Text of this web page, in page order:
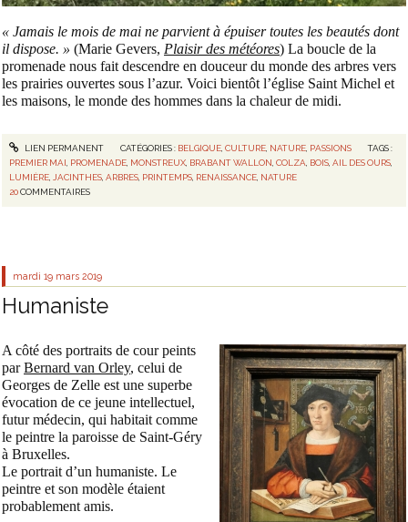
« Jamais le mois de mai ne parvient à épuiser toutes les beautés dont
il dispose. » (Marie Gevers, Plaisir des météores) La boucle de la
promenade nous fait descendre en douceur du monde des arbres vers
les prairies ouvertes sous l’azur. Voici bientôt l’église Saint Michel et
les maisons, le monde des hommes dans la chaleur de midi.
LIEN PERMANENT CATÉGORIES : BELGIQUE, CULTURE, NATURE, PASSIONS
TAGS :
PREMIER MAI PROMENADE MONSTREUX BRABANT WALLON ,COLZA BOIS ,AIL DES OURS
LUMIÈRE JACINTHES ,ARBRES PRINTEMPS RENAISSANCE NATURE
20COMMENTAIRES
mardi 19 mars 2019
Humaniste
A côté des portraits de cour peints
parBernard van Orley, celui de
Georges de Zelle est une superbe
évocation de ce jeune intellectuel,
futur médecin, qui habitait comme
le peintre la paroisse de Saint-Géry
à Bruxelles.
Le portrait d’un humaniste. Le
peintre et son modèle étaient
probablement amis.